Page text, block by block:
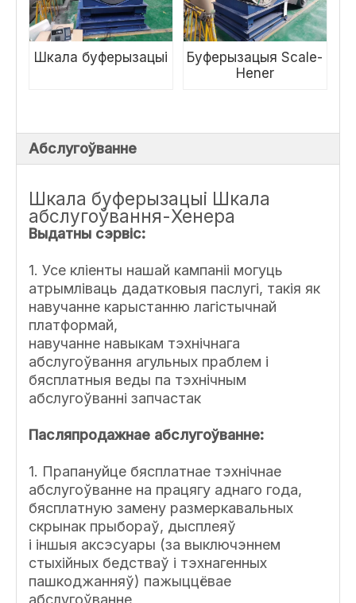
Шкала буферызацыі
Буферызацыя Scale-
Hener
Абслугоўванне
Шкала буферызацыі Шкала
абслугоўвання-Хенера
Выдатны сэрвіс:
1. Усе кліенты нашай кампаніі могуць
атрымліваць дадатковыя паслугі, такія як
навучанне карыстанню лагістычнай
платформай,
навучанне навыкам тэхнічнага
абслугоўвання агульных праблем і
бясплатныя веды па тэхнічным
абслугоўванні запчастак
Пасляпродажнае абслугоўванне:
1. Прапануйце бясплатнае тэхнічнае
абслугоўванне на працягу аднаго года,
бясплатную замену размеркавальных
скрынак прыбораў, дысплеяў
і іншыя аксэсуары (за выключэннем
стыхійных бедстваў і тэхнагенных
пашкоджанняў) пажыццёвае
абслугоўванне